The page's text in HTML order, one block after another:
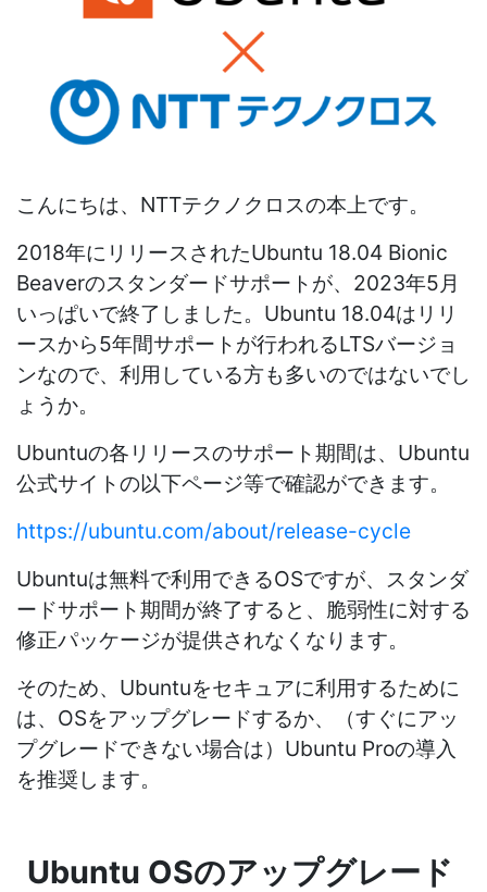
こんにちは、NTTテクノクロスの本上です。
2018年にリリースされたUbuntu 18.04 Bionic
Beaverのスタンダードサポートが、2023年5月
いっぱいで終了しました。Ubuntu 18.04はリリ
ースから5年間サポートが行われるLTSバージョ
ンなので、利用している方も多いのではないでし
ょうか。
Ubuntuの各リリースのサポート期間は、Ubuntu
公式サイトの以下ページ等で確認ができます。
https://ubuntu.com/about/release-cycle
Ubuntuは無料で利用できるOSですが、スタンダ
ードサポート期間が終了すると、脆弱性に対する
修正パッケージが提供されなくなります。
そのため、Ubuntuをセキュアに利用するために
は、OSをアップグレードするか、（すぐにアッ
プグレードできない場合は）Ubuntu Proの導入
を推奨します。
Ubuntu OSのアップグレード